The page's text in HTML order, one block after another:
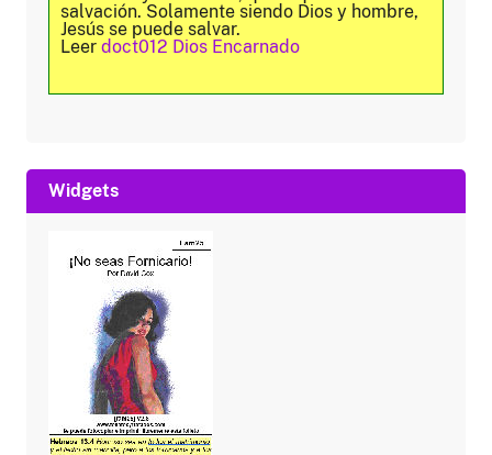
salvación. Solamente siendo Dios y hombre,
Jesús se puede salvar.
Leer doct012 Dios Encarnado
Widgets